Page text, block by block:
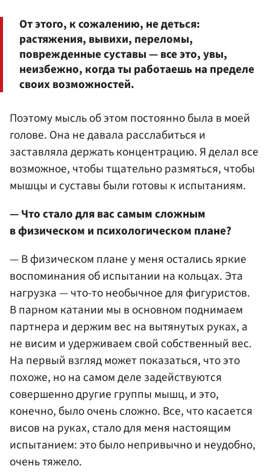
От этого, к сожалению, не деться:
растяжения, вывихи, переломы,
поврежденные суставы — все это, увы,
неизбежно, когда ты работаешь на пределе
своих возможностей.
Поэтому мысль об этом постоянно была в моей
голове. Она не давала расслабиться и
заставляла держать концентрацию. Я делал все
возможное, чтобы тщательно размяться, чтобы
мышцы и суставы были готовы к испытаниям.
— Что стало для вас самым сложным
в физическом и психологическом плане?
— В физическом плане у меня остались яркие
воспоминания об испытании на кольцах. Эта
нагрузка — что-то необычное для фигуристов.
В парном катании мы в основном поднимаем
партнера и держим вес на вытянутых руках, а
не висим и удерживаем свой собственный вес.
На первый взгляд может показаться, что это
похоже, но на самом деле задействуются
совершенно другие группы мышц, и это,
конечно, было очень сложно. Все, что касается
висов на руках, стало для меня настоящим
испытанием: это было непривычно и неудобно,
очень тяжело.